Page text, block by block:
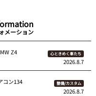
メーション
Z4
心ときめく車たち
2026.8.7
コン134
整備/カスタム
2026.8.7